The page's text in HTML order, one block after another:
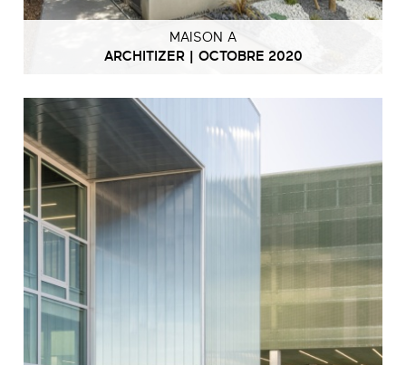
MAISON A
ARCHITIZER | OCTOBRE 2020